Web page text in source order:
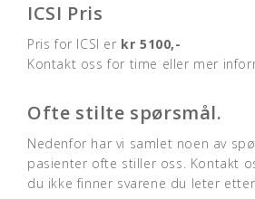
ICSI Pris
Pris for ICSI er kr 5100,-
Kontakt oss for time eller mer
Ofte stilte spørsmål.
Nedenfor har vi samlet noen av
pasienter ofte stiller oss. Kontakt
du ikke finner svarene du leter